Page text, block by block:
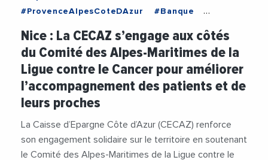
#ProvenceAlpesCoteDAzur
#Banque
#CaisseDEpargneCoteDAzur
#Cancer
#LigueContreLeCancer
#Sante
Nice : La CECAZ s’engage aux côtés
du Comité des Alpes-Maritimes de la
Ligue contre le Cancer pour améliorer
l’accompagnement des patients et de
leurs proches
La Caisse d’Epargne Côte d’Azur (CECAZ) renforce
son engagement solidaire sur le territoire en soutenant
le Comité des Alpes-Maritimes de la Ligue contre le